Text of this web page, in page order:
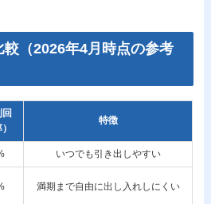
（2026年4月時点の参考
特徴
いつでも引き出しやすい
満期まで自由に出し入れしにくい